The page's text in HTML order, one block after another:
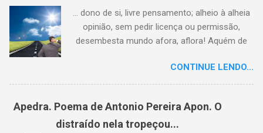
... dono de si, livre pensamento; alheio à alheia
opinião, sem pedir licença ou permissão,
desembesta mundo afora, aflora! Aquém de
sem pitaco, intromissão... Antonio Pereira
Apon. No blog Filosofando na vida , a
uma frase, verso,
poesia, pensamento, mensagem… Sobre uma
CONTINUE LENDO...
Apedra. Poema de Antonio Pereira Apon. O
distraído nela tropeçou...